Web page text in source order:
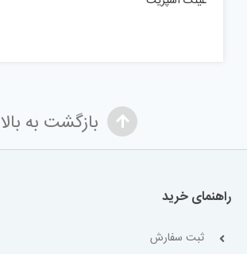
بازگشت به بالا
راهنمای خرید
ثبت سفارش